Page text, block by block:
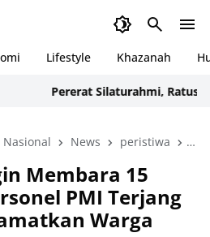
Lifestyle Khazanah
Pererat Silaturahmi, Ratusan
Nasional News peristiwa PMI
Membara 15
PMI Terjang
Warga